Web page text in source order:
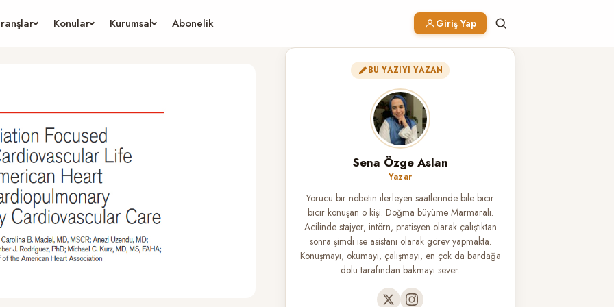
Konular Kurumsal Abonelik Giriş Yap
BU YAZIYI YAZAN
Sena Özge Aslan
Yazar
Yorucu bir nöbetin ilerleyen saatlerinde bile bıcır
bıcır konuşan o kişi. Doğma büyüme Marmaralı.
Acilinde stajyer, intörn, pratisyen olarak çalıştıktan
sonra şimdi ise asistanı olarak görev yapmakta.
Konuşmayı, okumayı, çalışmayı, en çok da bardağa
dolu tarafından bakmayı sever.